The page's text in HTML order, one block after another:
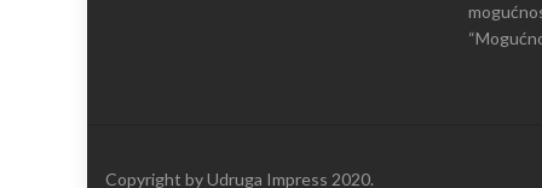
Copyright by Udruga Impress 2020.